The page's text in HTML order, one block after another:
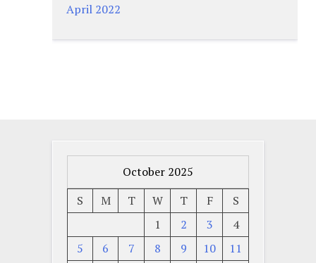
April 2022
October 2025
S
M T W T F
S
1
2 3
4
5
6 7 8 9 10 11